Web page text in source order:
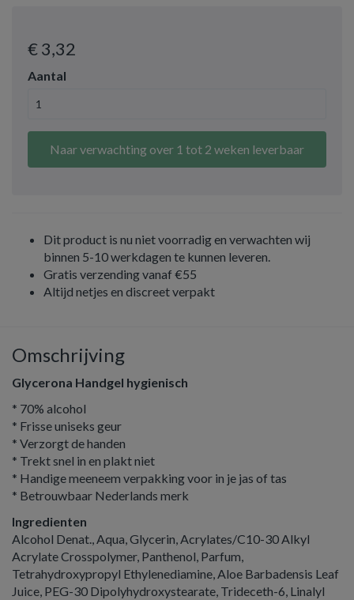
€ 3,32
Aantal
Naar verwachting over 1 tot 2 weken leverbaar
Dit product is nu niet voorradig en verwachten wij
binnen 5-10 werkdagen te kunnen leveren.
Gratis verzending vanaf €55
Altijd netjes en discreet verpakt
Omschrijving
Glycerona Handgel hygienisch
* 70% alcohol
* Frisse uniseks geur
* Verzorgt de handen
* Trekt snel in en plakt niet
* Handige meeneem verpakking voor in je jas of tas
* Betrouwbaar Nederlands merk
Ingredienten
Alcohol Denat., Aqua, Glycerin, Acrylates/C10-30 Alkyl
Acrylate Crosspolymer, Panthenol, Parfum,
Tetrahydroxypropyl Ethylenediamine, Aloe Barbadensis Leaf
Juice, PEG-30 Dipolyhydroxystearate, Trideceth-6, Linalyl